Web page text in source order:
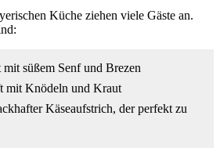
Küche ziehen viele Gäste an.
süßem Senf und Brezen
mit Knödeln und Kraut
Käseaufstrich, der perfekt zu